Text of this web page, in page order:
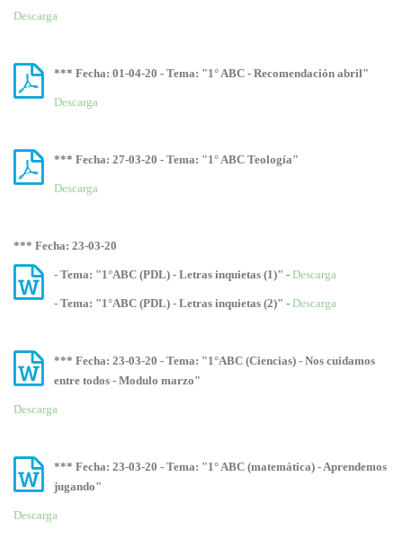
Descarga
*** Fecha: 01-04-20 - Tema: "1° ABC - Recomendación abril"
Descarga
*** Fecha: 27-03-20 - Tema: "1° ABC Teología"
Descarga
*** Fecha: 23-03-20
- Tema: "1°ABC (PDL) - Letras inquietas (1)" - Descarga
- Tema: "1°ABC (PDL) - Letras inquietas (2)" - Descarga
*** Fecha: 23-03-20 - Tema: "1°ABC (Ciencias) - Nos cuidamos
entre todos - Modulo marzo"
Descarga
*** Fecha: 23-03-20 - Tema: "1° ABC (matemática) - Aprendemos
jugando"
Descarga